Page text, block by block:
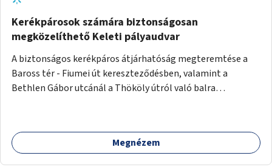
Kerékpárosok számára biztonságosan
megközelíthető Keleti pályaudvar
A biztonságos kerékpáros átjárhatóság megteremtése a
Baross tér - Fiumei út kereszteződésben, valamint a
Bethlen Gábor utcánál a Thököly útról való balra
Megnézem